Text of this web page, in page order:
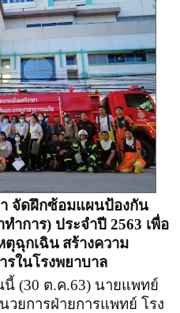
จัดฝึกซ้อมแผนป้องกัน
ำการ) ประจำปี 2563 เพื่อ
ตุฉุกเฉิน สร้างความ
รในโรงพยาบาล
นี้ (30 ต.ค.63) นายแพทย์
ยการฝ่ายการแพทย์ โรง